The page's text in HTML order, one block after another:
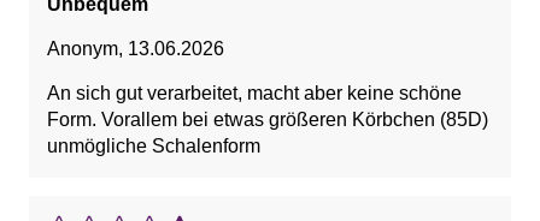
Unbequem
Anonym, 13.06.2026
An sich gut verarbeitet, macht aber keine schöne
Form. Vorallem bei etwas größeren Körbchen (85D)
unmögliche Schalenform